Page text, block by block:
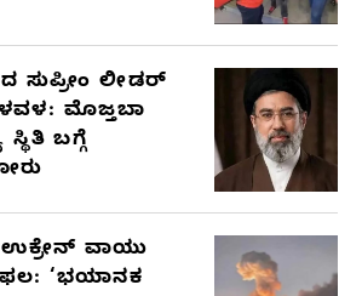
ಸುಪ್ರೀಂ ಲೀಡರ್
ಮೊಜ್ತಬಾ
ಬಗ್ಗೆ
ವಾಯು
‘ಭಯಾನಕ